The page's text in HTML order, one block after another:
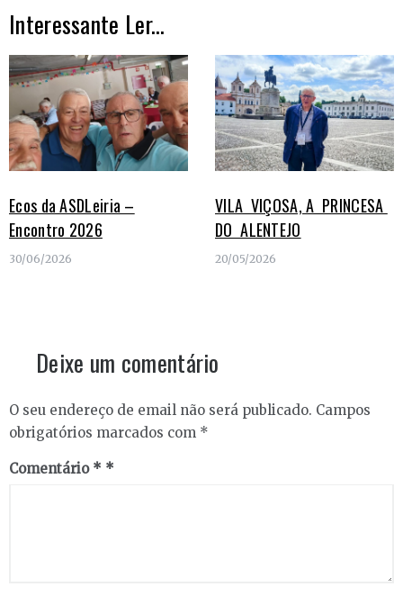
Interessante Ler...
Ecos da ASDLeiria –
Encontro 2026
30/06/2026
VILA VIÇOSA, A PRINCESA
DO ALENTEJO
20/05/2026
Deixe um comentário
O seu endereço de email não será publicado. Campos
obrigatórios marcados com *
Comentário *